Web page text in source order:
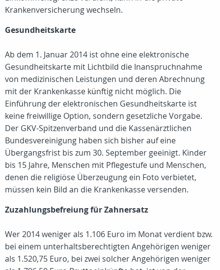
Krankenversicherung wechseln.
Gesundheitskarte
Ab dem 1. Januar 2014 ist ohne eine elektronische
Gesundheitskarte mit Lichtbild die Inanspruchnahme
von medizinischen Leistungen und deren Abrechnung
mit der Krankenkasse künftig nicht möglich. Die
Einführung der elektronischen Gesundheitskarte ist
keine freiwillige Option, sondern gesetzliche Vorgabe.
Der GKV-Spitzenverband und die Kassenärztlichen
Bundesvereinigung haben sich bisher auf eine
Übergangsfrist bis zum 30. September geeinigt. Kinder
bis 15 Jahre, Menschen mit Pflegestufe und Menschen,
denen die religiöse Überzeugung ein Foto verbietet,
müssen kein Bild an die Krankenkasse versenden.
Zuzahlungsbefreiung für Zahnersatz
Wer 2014 weniger als 1.106 Euro im Monat verdient bzw.
bei einem unterhaltsberechtigten Angehörigen weniger
als 1.520,75 Euro, bei zwei solcher Angehörigen weniger